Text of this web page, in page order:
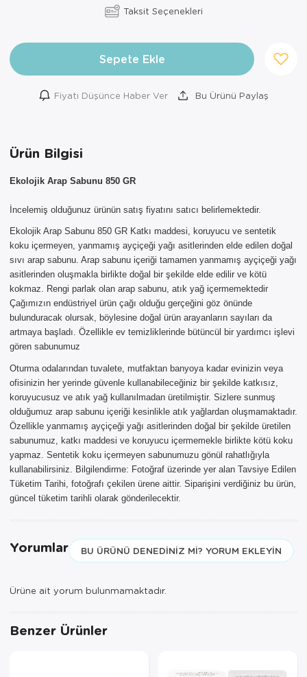
Taksit Seçenekleri
Sepete Ekle
Fiyatı Düşünce Haber Ver Bu Ürünü Paylaş
Ürün Bilgisi
Ekolojik Arap Sabunu 850 GR
İncelemiş olduğunuz ürünün satış fiyatını satıcı belirlemektedir.
Ekolojik Arap Sabunu 850 GR Katkı maddesi, koruyucu ve sentetik
koku içermeyen, yanmamış ayçiçeği yağı asitlerinden elde edilen doğal
sıvı arap sabunu. Arap sabunu içeriği tamamen yanmamış ayçiçeği yağı
asitlerinden oluşmakla birlikte doğal bir şekilde elde edilir ve kötü
kokmaz. Rengi parlak olan arap sabunu, atık yağ içermemektedir
Çağımızın endüstriyel ürün çağı olduğu gerçeğini göz önünde
bulunduracak olursak, böylesine doğal ürün arayanların sayıları da
artmaya başladı. Özellikle ev temizliklerinde bütüncül bir yardımcı işlevi
gören sabunumuz
Oturma odalarından tuvalete, mutfaktan banyoya kadar evinizin veya
ofisinizin her yerinde güvenle kullanabileceğiniz bir şekilde katkısız,
koruyucusuz ve atık yağ kullanılmadan üretilmiştir. Sizlere sunmuş
olduğumuz arap sabunu içeriği kesinlikle atık yağlardan oluşmamaktadır.
Özellikle yanmamış ayçiçeği yağı asitlerinden doğal bir şekilde üretilen
sabunumuz, katkı maddesi ve koruyucu içermemekle birlikte kötü koku
yapmaz. Sentetik koku içermeyen sabunumuzu gönül rahatlığıyla
kullanabilirsiniz. Bilgilendirme: Fotoğraf üzerinde yer alan Tavsiye Edilen
Tüketim Tarihi, fotoğrafı çekilen ürene aittir. Siparişini verdiğiniz bu ürün,
güncel tüketim tarihli olarak gönderilecektir.
Yorumlar BU ÜRÜNÜ DENEDINIZ MI? YORUM EKLEYIN
Ürüne ait yorum bulunmamaktadır.
Benzer Ürünler
AYNI GÜN
TESLİMAT
ÜRÜNLERİ
×
Sepetinizde AYNI GÜN TESLİMAT
TESLİMAT kargo seçeneği dışında
seçemezsiniz. NOT: AYNI GÜN
TESLİMAT hizmeti sadece İSTANBUL
ve 850TL üzeri siparişler için
geçerlidir.